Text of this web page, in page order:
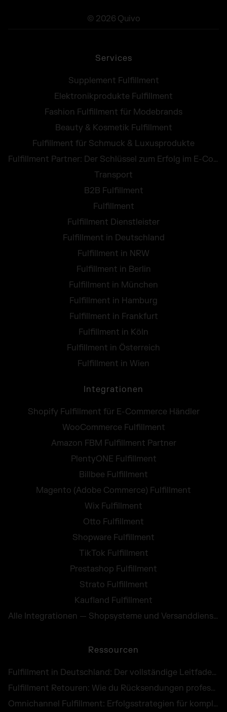
© 2026 Quivo
Services
Supplement Fulfillment
Elektronikprodukte Fulfillment
Fashion Fulfillment für Modebrands
Beauty & Kosmetik Fulfillment
Fulfillment für Schmuck & Luxusprodukte
Fulfillment Partner: Der Schlüssel zum Erfolg im E-Commerce
Transport
B2B Fulfillment
Fulfillment
Fulfillment Dienstleister
Fulfillment in Deutschland
Fulfillment in NRW
Fulfillment in Berlin
Fulfillment in München
Fulfillment in Hamburg
Fulfillment in Frankfurt
Fulfillment in Köln
Fulfillment in Österreich
Fulfillment in Wien
Integrationen
Shopify Fulfillment für E-Commerce Händler
WooCommerce Fulfillment
Amazon FBM Fulfillment Partner
PlentyONE Fulfillment
Billbee Fulfillment
Magento (Adobe Commerce) Fulfillment
Wix Fulfillment
Otto Fulfillment
Shopware Fulfillment
TikTok Fulfillment
Prestashop Fulfillment
Strato Fulfillment
Kaufland Fulfillment
Alle Integrationen — Shopsysteme und Versanddienste
Ressourcen
Fulfillment in Deutschland: Der vollständige Leitfaden für E-Commerce Händler
Fulfillment Retouren: Wie du Rücksendungen professionell abwickelst und als Chance nutzt
Omnichannel Fulfillment: Erfolgsstrategien für komplexe Unternehmenslogistik